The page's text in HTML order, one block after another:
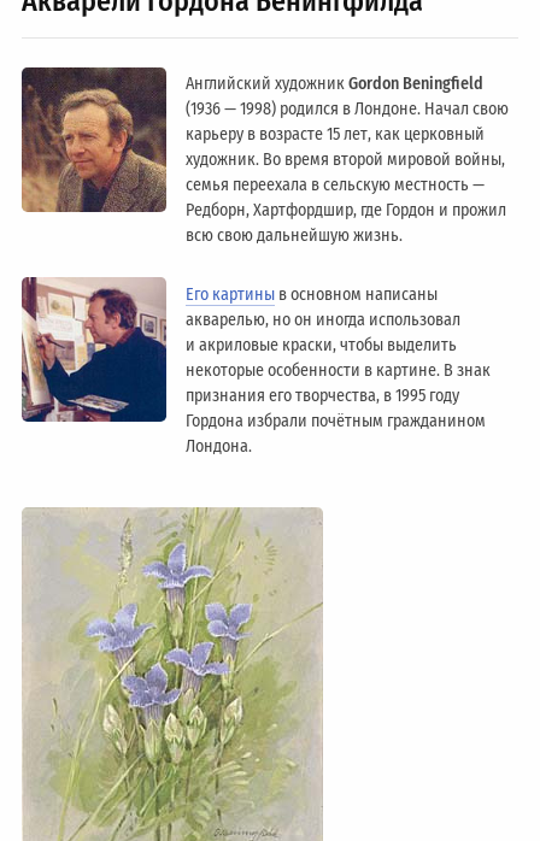
Английский художникGordon Beningfield
(1936 — 1998) родился в Лондоне. Начал свою
карьеру в возрасте 15 лет, как церковный
художник. Во время второй мировой войны,
семья переехала в сельскую местность —
Редборн, Хартфордшир, где Гордон и прожил
всю свою дальнейшую жизнь.
Его картины в основном написаны
акварелью, но он иногда использовал
и акриловые краски, чтобы выделить
некоторые особенности в картине. В знак
признания его творчества, в 1995 году
Гордона избрали почётным гражданином
Лондонa.